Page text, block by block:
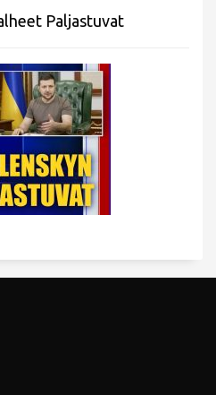
Paljastuvat